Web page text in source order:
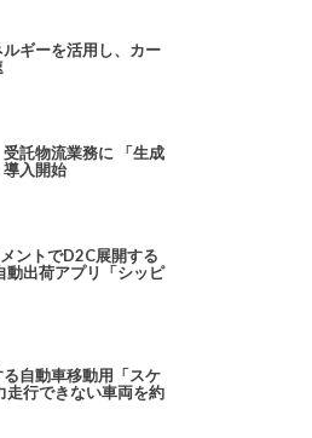
ギーを活用し、カー
託物流業務に 「生成
入開始
ントでD2C展開する
動出荷アプリ「シッピ
自動車移動用「スケ
走行できない車両を約